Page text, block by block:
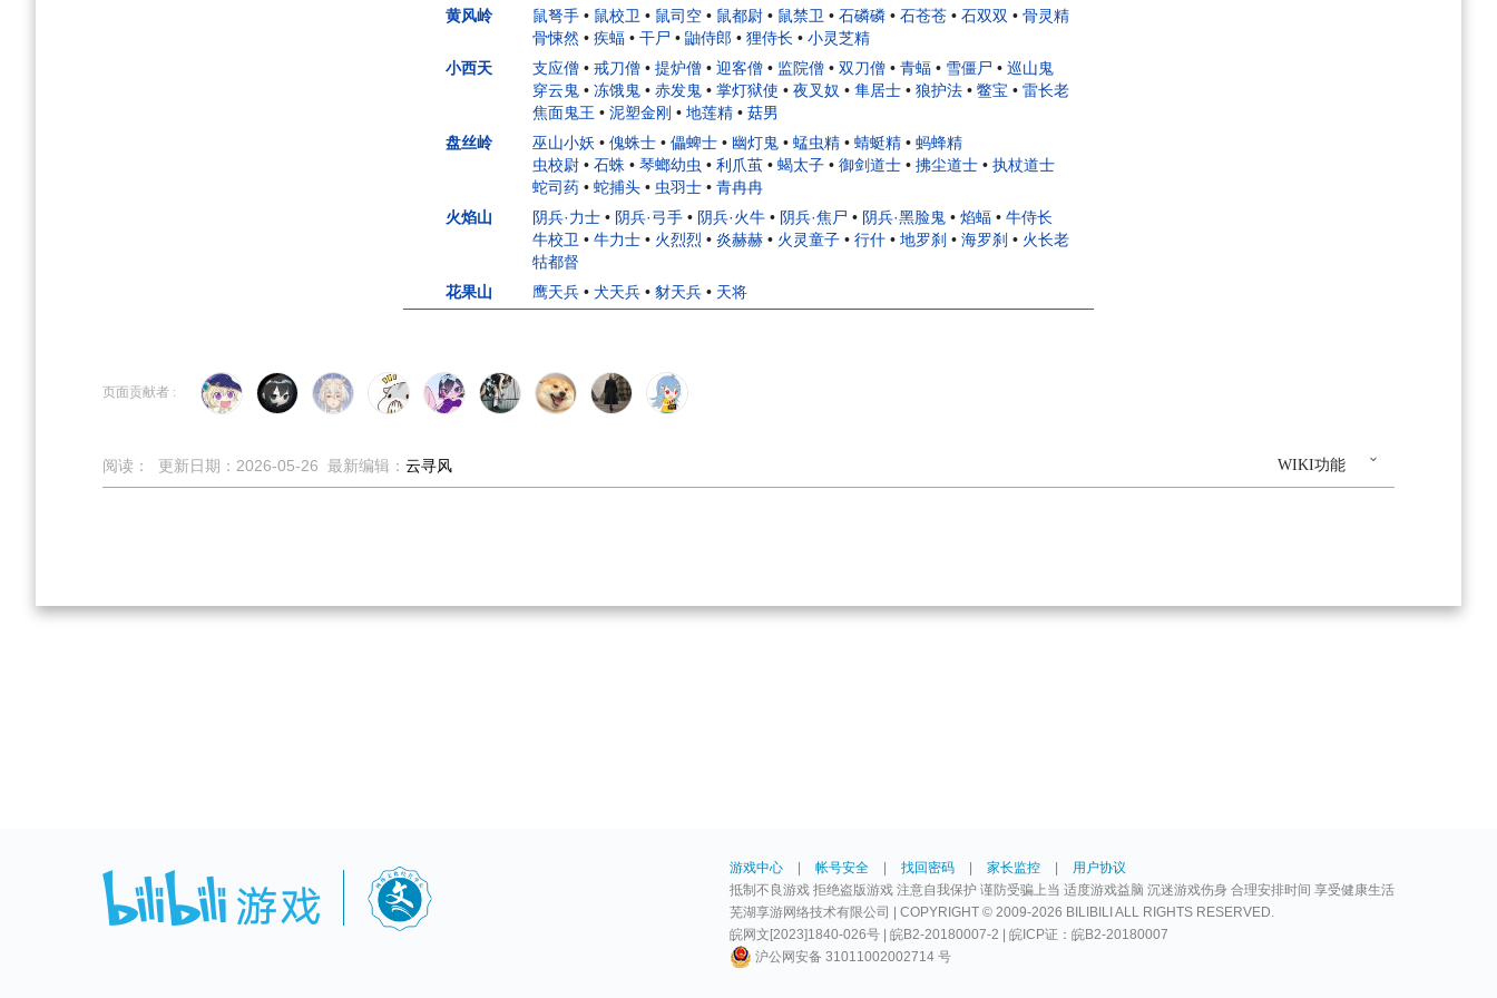
黄风岭
鼠弩手 • 鼠校卫 • 鼠司空 • 鼠都尉 • 鼠禁卫 •石磷磷 •石苍苍 •石双双 •骨灵精
骨悚然 •疾蝠 •干尸 •鼬侍郎 •狸侍长 •小灵芝精
小西天
支应僧 •戒刀僧 •提炉僧 •迎客僧 • 监院僧 •双刀僧 •青蝠 • 雪僵尸 •巡山鬼
穿云鬼 •冻饿鬼 •赤发鬼 •掌灯狱使 •夜叉奴 •隼居士 •狼护法 •鳖宝 •雷长老
焦面鬼王 •泥塑金刚 •地莲精 •菇男
盘丝岭
巫山小妖 •傀蛛士 •儡蜱士 • 幽灯鬼 •蜢虫精 •蜻蜓精 •蚂蜂精
虫校尉 •石蛛 •琴螂幼虫 •利爪茧 •蝎太子 •御剑道士 •拂尘道士 •执杖道士
蛇司药 •蛇捕头 • 虫羽士 •青冉冉
火焰山
阴兵·力士 • 阴兵·弓手 • 阴兵·火牛 • 阴兵·焦尸 • 阴兵·黑脸鬼 •焰蝠 •牛侍长
牛校卫 •牛力士 • 火烈烈 •炎赫赫 • 火灵童子 •行什 •地罗刹 •海罗刹 • 火长老
牯都督
花果山
鹰天兵 •犬天兵 •豺天兵 • 天将
页面贡献者 :
WIKI功能
阅读： 更新日期： 2026-05-26 最新编辑： 云寻风
游戏中心 | 帐号安全 | 找回密码 | 家长监控 |
用户协议
抵制不良游戏 拒绝盗版游戏 注意自我保护 谨防受骗上当 适度游戏益脑 沉迷游戏伤身 合理安排时间 享受健康生活
芜湖享游网络技术有限公司 | COPYRIGHT © 2009-2026 BILIBILI ALL RIGHTS RESERVED.
皖网文[2023]1840-026号 | 皖B2-20180007-2 | 皖ICP证：皖B2-20180007
沪公网安备 31011002002714 号